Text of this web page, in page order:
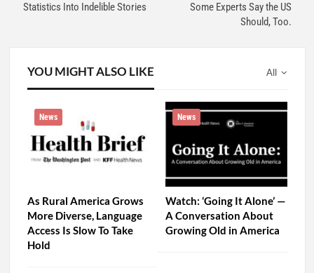
Statistics Into Indelible Stories
Some Experts Say the US
Should, Too.
All
YOU MIGHT ALSO LIKE
News
As Rural America Grows
More Diverse, Language
Access Is Slow To Take
Hold
News
Watch: ‘Going It Alone’ —
A Conversation About
Growing Old in America